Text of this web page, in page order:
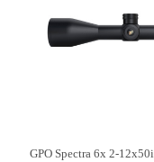
GPO Spectra 6x 2-12x50i